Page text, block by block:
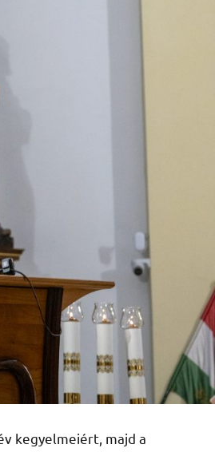
kegyelmeiért, majd a